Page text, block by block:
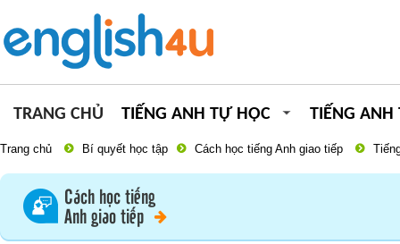
TRANG CHỦ TIẾNG ANH TỰ HỌC TIẾNG ANH
Trang chủ Bí quyết học tập Cách học tiếng Anh giao tiếp
Cách học tiếng
Anh giao tiếp